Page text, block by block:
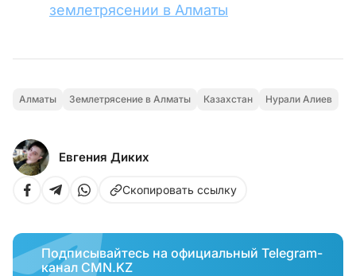
землетрясении в Алматы
Алматы Землетрясение в Алматы Казахстан Нурали Алиев
Евгения Диких
Скопировать ссылку
Подписывайтесь на официальный Telegram-
канал CMN.KZ